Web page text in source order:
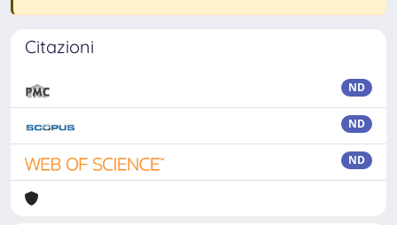
Citazioni
ND
ND
ND